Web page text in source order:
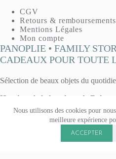
Nous utilisons des cookies pour
meilleure expérience
ACCEPTER
CGV
Retours & remboursements
Mentions Légales
Mon compte
PANOPLIE • FAMILY
CADEAUX POUR TOUTE
Sélection de beaux objets du
Horaires de la boutique de Reims :
Mardi, mercredi, vendredi : 10h -
Jeudi : 14h30 - 19h
Samedi 10h - 13h / 14h - 19h
Boutique fermée le lundi & le
15 rue Voltaire, à Reims